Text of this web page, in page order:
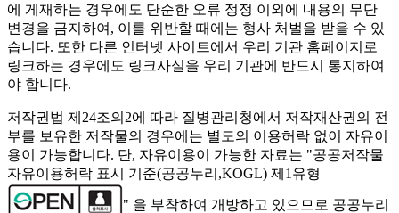
에 게재하는 경우에도 단순한 오류 정정 이외에 내용의 무단
변경을 금지하여, 이를 위반할 때에는 형사 처벌을 받을 수 있
습니다. 또한 다른 인터넷 사이트에서 우리 기관 홈페이지로
링크하는 경우에도 링크사실을 우리 기관에 반드시 통지하여
야 합니다.
저작권법 제24조의2에 따라 질병관리청에서 저작재산권의 전
부를 보유한 저작물의 경우에는 별도의 이용허락 없이 자유이
용이 가능합니다. 단, 자유이용이 가능한 자료는 "공공저작물
자유이용허락 표시 기준(공공누리,KOGL) 제1유형
" 을 부착하여 개방하고 있으므로 공공누리